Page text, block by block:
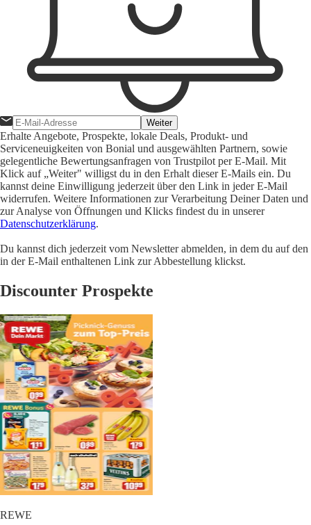
Weiter
Erhalte Angebote, Prospekte, lokale Deals, Produkt- und
Serviceneuigkeiten von Bonial und ausgewählten Partnern, sowie
gelegentliche Bewertungsanfragen von Trustpilot per E-Mail. Mit
Klick auf „Weiter" willigst du in den Erhalt dieser E-Mails ein. Du
kannst deine Einwilligung jederzeit über den Link in jeder E-Mail
widerrufen. Weitere Informationen zur Verarbeitung Deiner Daten und
zur Analyse von Öffnungen und Klicks findest du in unserer
Datenschutzerklärung.
Du kannst dich jederzeit vom Newsletter abmelden, in dem du auf den
in der E-Mail enthaltenen Link zur Abbestellung klickst.
Discounter Prospekte
REWE